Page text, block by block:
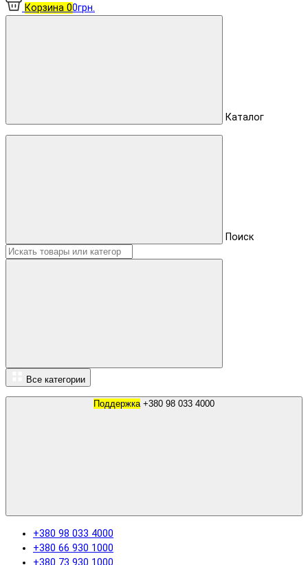
Корзина 00грн.
Каталог
Поиск
Все категории
Поддержка
+380 98 033 4000
+380 66 930 1000
+380 73 930 1000